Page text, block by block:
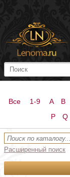
Все 1-9 A B
P
Q
Расширенный поиск